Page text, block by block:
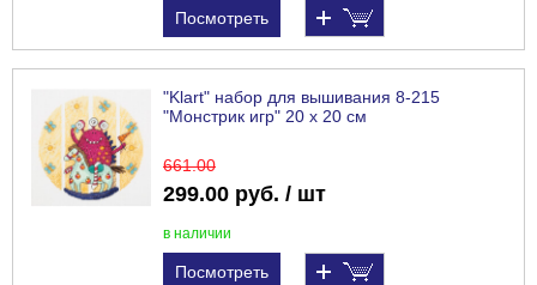
Посмотреть
"Klart" набор для вышивания 8-215
"Монстрик игр" 20 х 20 см
661.00
299.00 руб. / шт
в наличии
Посмотреть